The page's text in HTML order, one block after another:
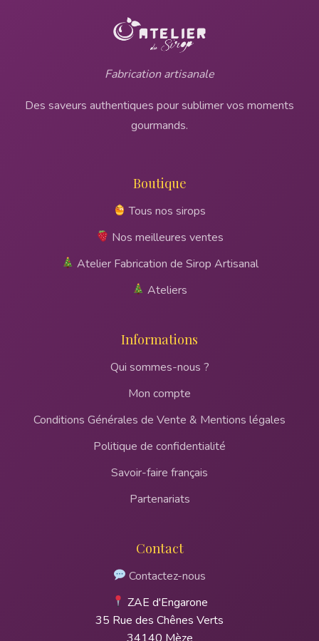
Fabrication artisanale
Des saveurs authentiques pour sublimer vos moments
gourmands.
Boutique
Tous nos sirops
Nos meilleures ventes
Atelier Fabrication de Sirop Artisanal
Ateliers
Informations
Qui sommes-nous ?
Mon compte
Conditions Générales de Vente & Mentions légales
Politique de confidentialité
Savoir-faire français
Partenariats
Contact
Contactez-nous
ZAE d'Engarone
35 Rue des Chênes Verts
34140 Mèze